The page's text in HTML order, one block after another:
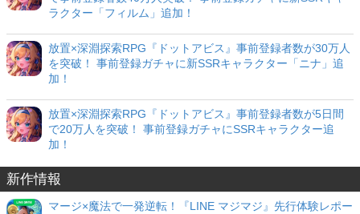
ラクター「フィルム」追加！
放置×深淵探索RPG『ドットアビス』事前登録者数が30万人
を突破！ 事前登録ガチャに新SSRキャラクター「ニナ」追
加！
放置×深淵探索RPG『ドットアビス』事前登録者数が5日間
で20万人を突破！ 事前登録ガチャにSSRキャラクター追
加！
新作情報
マージ×魔法で一発逆転！『LINE マジマジ』先行体験レポー